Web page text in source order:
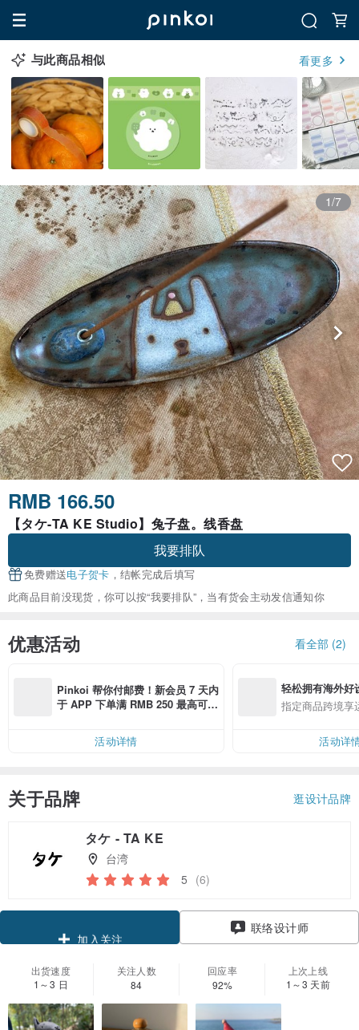
与此商品相似 看更多
1/7
RMB 166.50
【タケ-TA KE Studio】兔子盘。线香盘
我要排队
免费赠送电子贺卡 ，结帐完成后填写
此商品目前没现货，你可以按“我要排队”，当有货会主动发信通知你
优惠活动 看全部 (2)
Pinkoi 帮你付邮费！新会员 7 天内
于 APP 下单满 RMB 250 最高可折
活动详情
轻松拥有海外好
指定商品跨境享
活动详
关于品牌 逛设计品牌
タケ - TA KE
台湾
5 (6)
加入关注
联络设计师
出货速度
1～3 日
关注人数
84
回应率
92%
上次上线
1～3 天前